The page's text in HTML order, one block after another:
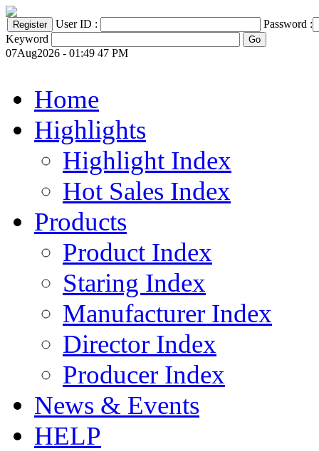
User ID :
Password :
Keyword
07Aug2026 - 01:49 47 PM
Home
Highlights
Highlight Index
Hot Sales Index
Products
Product Index
Staring Index
Manufacturer Index
Director Index
Producer Index
News & Events
HELP